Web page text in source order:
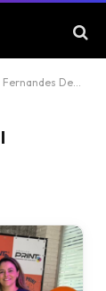
Defanti Junior"